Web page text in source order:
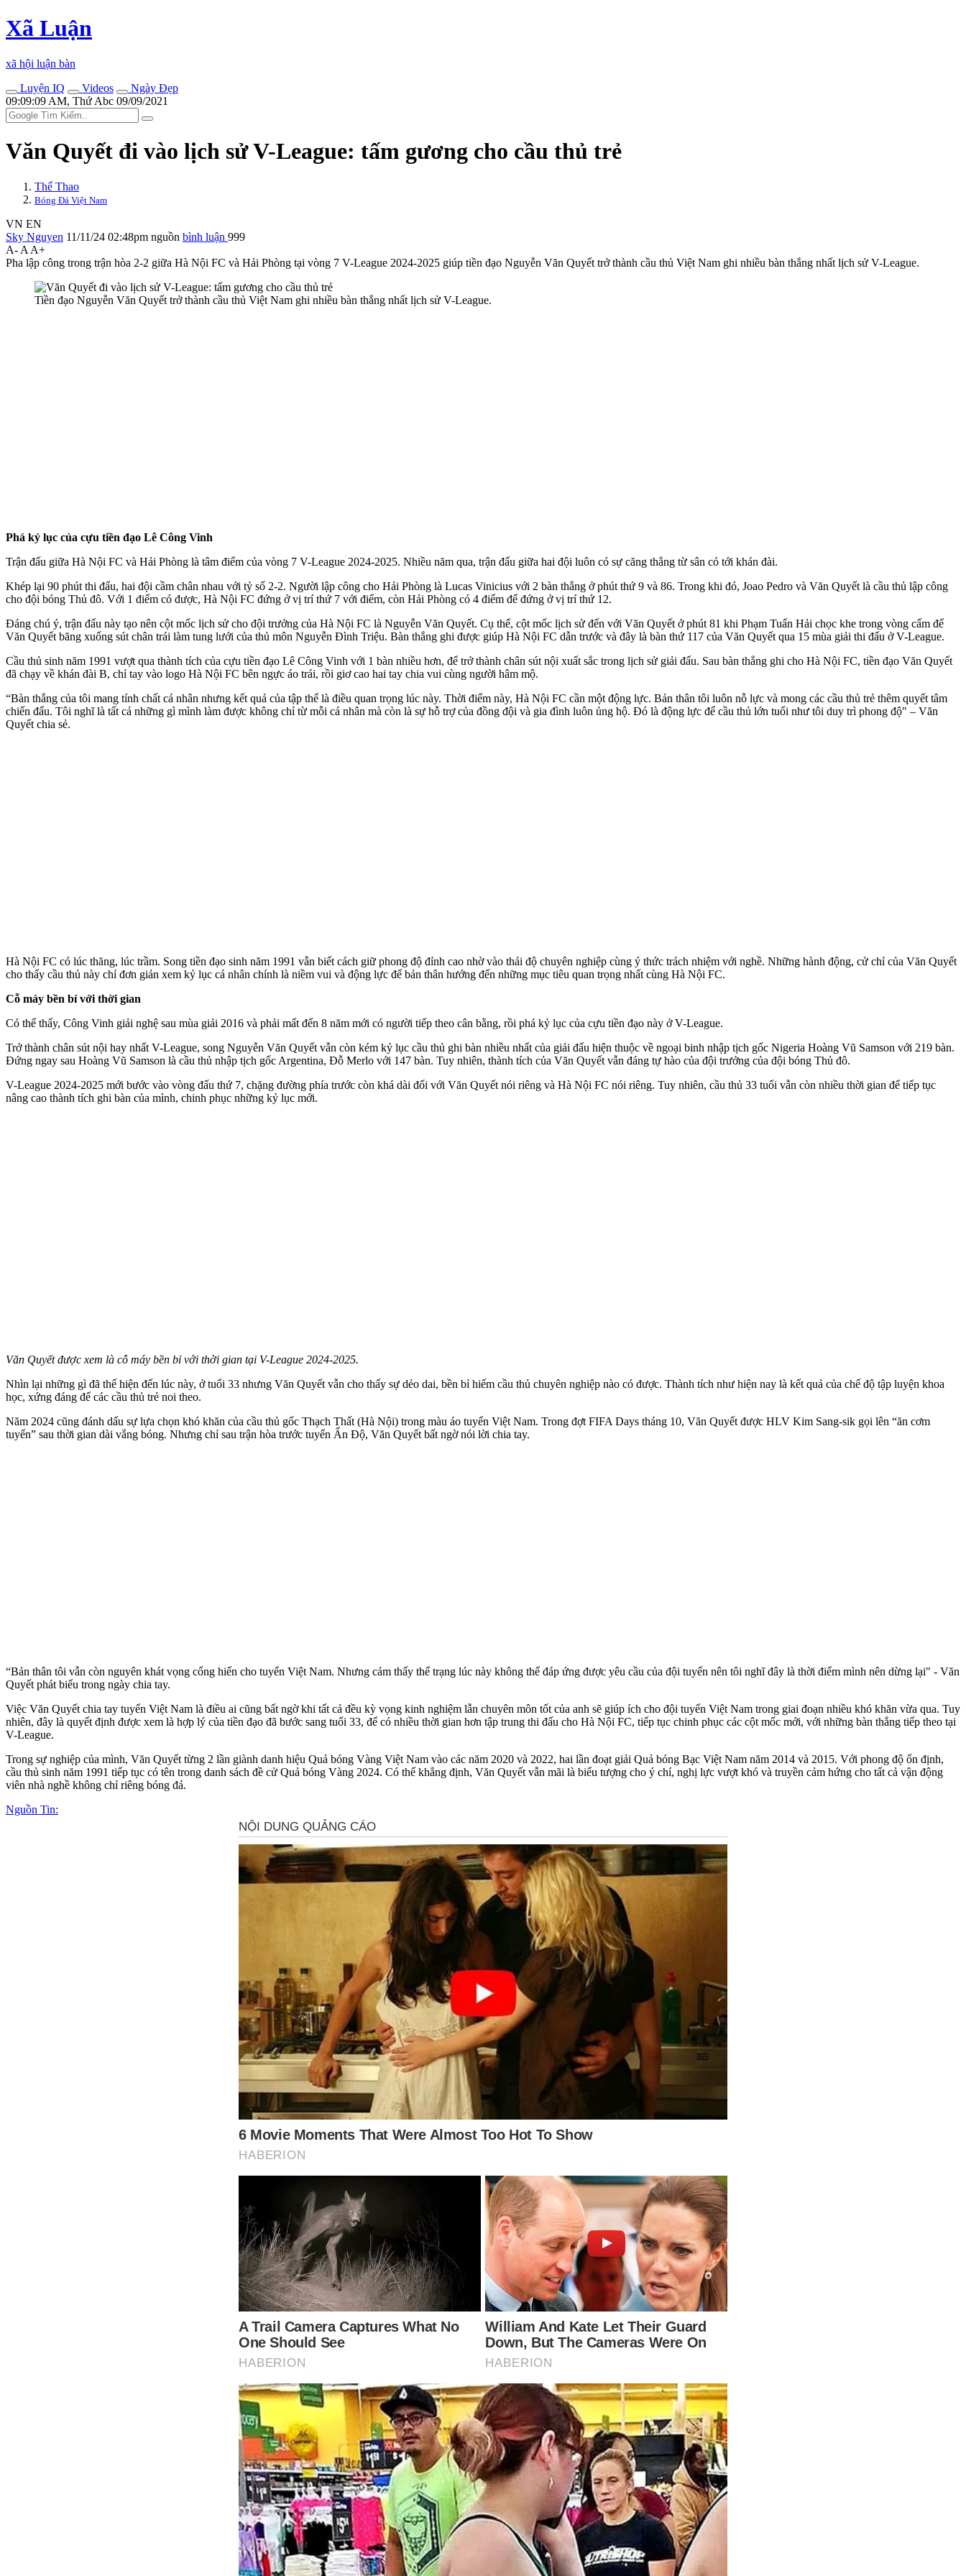
Xã Luận
xã hội luận bàn
Luyện IQ
Videos
Ngày Đẹp
09:09:09 AM, Thứ Abc 09/09/2021
Văn Quyết đi vào lịch sử V-League: tấm gương cho cầu thủ trẻ
Thể Thao
Bóng Đá Việt Nam
VN EN
Sky Nguyen 11/11/24 02:48pm nguồn bình luận 999
A- A A+
Pha lập công trong trận hòa 2-2 giữa Hà Nội FC và Hải Phòng tại vòng 7 V-League 2024-2025 giúp tiền đạo Nguyễn Văn Quyết trở thành cầu thủ Việt Nam ghi nhiều bàn thắng nhất lịch sử V-League.
Tiền đạo Nguyễn Văn Quyết trở thành cầu thủ Việt Nam ghi nhiều bàn thắng nhất lịch sử V-League.
Phá kỷ lục của cựu tiền đạo Lê Công Vinh
Trận đấu giữa Hà Nội FC và Hải Phòng là tâm điểm của vòng 7 V-League 2024-2025. Nhiều năm qua, trận đấu giữa hai đội luôn có sự căng thẳng từ sân cỏ tới khán đài.
Khép lại 90 phút thi đấu, hai đội cầm chân nhau với tỷ số 2-2. Người lập công cho Hải Phòng là Lucas Vinicius với 2 bàn thắng ở phút thứ 9 và 86. Trong khi đó, Joao Pedro và Văn Quyết là cầu thủ lập công
cho đội bóng Thủ đô. Với 1 điểm có được, Hà Nội FC đứng ở vị trí thứ 7 với điểm, còn Hải Phòng có 4 điểm để đứng ở vị trí thứ 12.
Đáng chú ý, trận đấu này tạo nên cột mốc lịch sử cho đội trưởng của Hà Nội FC là Nguyễn Văn Quyết. Cụ thể, cột mốc lịch sử đến với Văn Quyết ở phút 81 khi Phạm Tuấn Hải chọc khe trong vòng cấm để
Văn Quyết băng xuống sút chân trái làm tung lưới của thủ môn Nguyễn Đình Triệu. Bàn thắng ghi được giúp Hà Nội FC dẫn trước và đây là bàn thứ 117 của Văn Quyết qua 15 mùa giải thi đấu ở V-League.
Cầu thủ sinh năm 1991 vượt qua thành tích của cựu tiền đạo Lê Công Vinh với 1 bàn nhiều hơn, để trở thành chân sút nội xuất sắc trong lịch sử giải đấu. Sau bàn thắng ghi cho Hà Nội FC, tiền đạo Văn Quyết
đã chạy về khán đài B, chỉ tay vào logo Hà Nội FC bên ngực áo trái, rồi giơ cao hai tay chia vui cùng người hâm mộ.
“Bàn thắng của tôi mang tính chất cá nhân nhưng kết quả của tập thể là điều quan trọng lúc này. Thời điểm này, Hà Nội FC cần một động lực. Bản thân tôi luôn nỗ lực và mong các cầu thủ trẻ thêm quyết tâm
chiến đấu. Tôi nghĩ là tất cả những gì mình làm được không chỉ từ mỗi cá nhân mà còn là sự hỗ trợ của đồng đội và gia đình luôn ủng hộ. Đó là động lực để cầu thủ lớn tuổi như tôi duy trì phong độ" – Văn
Quyết chia sẻ.
Hà Nội FC có lúc thăng, lúc trầm. Song tiền đạo sinh năm 1991 vẫn biết cách giữ phong độ đỉnh cao nhờ vào thái độ chuyên nghiệp cùng ý thức trách nhiệm với nghề. Những hành động, cử chỉ của Văn Quyết
cho thấy cầu thủ này chỉ đơn giản xem kỷ lục cá nhân chính là niềm vui và động lực để bản thân hướng đến những mục tiêu quan trọng nhất cùng Hà Nội FC.
Cỗ máy bền bỉ với thời gian
Có thể thấy, Công Vinh giải nghệ sau mùa giải 2016 và phải mất đến 8 năm mới có người tiếp theo cân bằng, rồi phá kỷ lục của cựu tiền đạo này ở V-League.
Trở thành chân sút nội hay nhất V-League, song Nguyễn Văn Quyết vẫn còn kém kỷ lục cầu thủ ghi bàn nhiều nhất của giải đấu hiện thuộc về ngoại binh nhập tịch gốc Nigeria Hoàng Vũ Samson với 219 bàn.
Đứng ngay sau Hoàng Vũ Samson là cầu thủ nhập tịch gốc Argentina, Đỗ Merlo với 147 bàn. Tuy nhiên, thành tích của Văn Quyết vẫn đáng tự hào của đội trưởng của đội bóng Thủ đô.
V-League 2024-2025 mới bước vào vòng đấu thứ 7, chặng đường phía trước còn khá dài đối với Văn Quyết nói riêng và Hà Nội FC nói riêng. Tuy nhiên, cầu thủ 33 tuổi vẫn còn nhiều thời gian để tiếp tục
nâng cao thành tích ghi bàn của mình, chinh phục những kỷ lục mới.
Văn Quyết được xem là cỗ máy bền bỉ với thời gian tại V-League 2024-2025.
Nhìn lại những gì đã thể hiện đến lúc này, ở tuổi 33 nhưng Văn Quyết vẫn cho thấy sự dẻo dai, bền bỉ hiếm cầu thủ chuyên nghiệp nào có được. Thành tích như hiện nay là kết quả của chế độ tập luyện khoa
học, xứng đáng để các cầu thủ trẻ noi theo.
Năm 2024 cũng đánh dấu sự lựa chọn khó khăn của cầu thủ gốc Thạch Thất (Hà Nội) trong màu áo tuyển Việt Nam. Trong đợt FIFA Days tháng 10, Văn Quyết được HLV Kim Sang-sik gọi lên “ăn cơm
tuyển” sau thời gian dài vắng bóng. Nhưng chỉ sau trận hòa trước tuyển Ấn Độ, Văn Quyết bất ngờ nói lời chia tay.
“Bản thân tôi vẫn còn nguyên khát vọng cống hiến cho tuyển Việt Nam. Nhưng cảm thấy thể trạng lúc này không thể đáp ứng được yêu cầu của đội tuyển nên tôi nghĩ đây là thời điểm mình nên dừng lại" - Văn
Quyết phát biểu trong ngày chia tay.
Việc Văn Quyết chia tay tuyển Việt Nam là điều ai cũng bất ngờ khi tất cả đều kỳ vọng kinh nghiệm lẫn chuyên môn tốt của anh sẽ giúp ích cho đội tuyển Việt Nam trong giai đoạn nhiều khó khăn vừa qua. Tuy
nhiên, đây là quyết định được xem là hợp lý của tiền đạo đã bước sang tuổi 33, để có nhiều thời gian hơn tập trung thi đấu cho Hà Nội FC, tiếp tục chinh phục các cột mốc mới, với những bàn thắng tiếp theo tại
V-League.
Trong sự nghiệp của mình, Văn Quyết từng 2 lần giành danh hiệu Quả bóng Vàng Việt Nam vào các năm 2020 và 2022, hai lần đoạt giải Quả bóng Bạc Việt Nam năm 2014 và 2015. Với phong độ ổn định,
cầu thủ sinh năm 1991 tiếp tục có tên trong danh sách đề cử Quả bóng Vàng 2024. Có thể khẳng định, Văn Quyết vẫn mãi là biểu tượng cho ý chí, nghị lực vượt khó và truyền cảm hứng cho tất cả vận động
viên nhà nghề không chỉ riêng bóng đá.
Nguồn Tin: